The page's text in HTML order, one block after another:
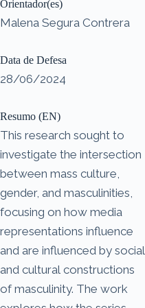
Orientador(es)
Malena Segura Contrera
Data de Defesa
28/06/2024
Resumo (EN)
This research sought to
investigate the intersection
between mass culture,
gender, and masculinities,
focusing on how media
representations influence
and are influenced by social
and cultural constructions
of masculinity. The work